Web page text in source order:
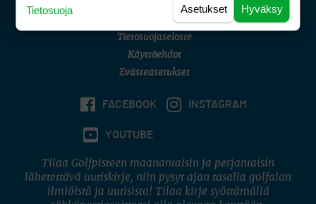
(digi) digi@otavamedia.fi
Tietosuojaseloste
Käyttöehdot
Evästeasetukset
FACEBOOK INSTAGRAM
YOUTUBE
Tilaa Golfpisteen maanantaisin ja perjantaisin
lähetettävä uutiskirje, niin pysyt ajan tasalla golfalan
ilmiöistä ja uutisista! Tilaa kirje syöttämällä
Hyväksy
Asetukset
Tietosuoja